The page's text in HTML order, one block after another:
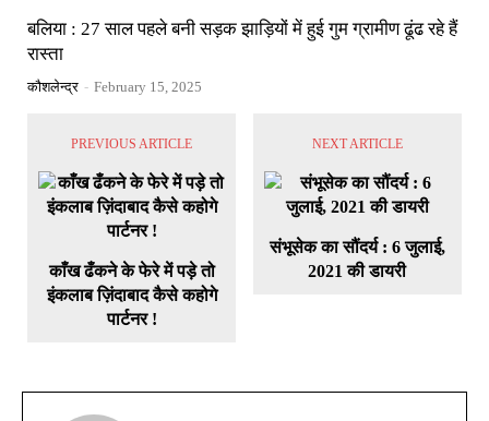
बलिया : 27 साल पहले बनी सड़क झाड़ियों में हुई गुम ग्रामीण ढूंढ रहे हैं
रास्ता
कौशलेन्द्र - February 15, 2025
PREVIOUS ARTICLE
काँख ढँकने के फेरे में पड़े तो
इंकलाब ज़िंदाबाद कैसे कहोगे
पार्टनर !
NEXT ARTICLE
संभूसेक का सौंदर्य : 6 जुलाई,
2021 की डायरी